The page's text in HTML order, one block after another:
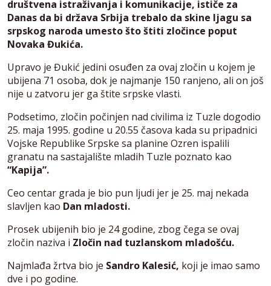
društvena istraživanja i komunikacije, ističe za
Danas da bi država Srbija trebalo da skine ljagu sa
srpskog naroda umesto što štiti zločince poput
Novaka Đukića.
Upravo je Đukić jedini osuđen za ovaj zločin u kojem je
ubijena 71 osoba, dok je najmanje 150 ranjeno, ali on još
nije u zatvoru jer ga štite srpske vlasti.
Podsetimo, zločin počinjen nad civilima iz Tuzle dogodio
25. maja 1995. godine u 20.55 časova kada su pripadnici
Vojske Republike Srpske sa planine Ozren ispalili
granatu na sastajalište mladih Tuzle poznato kao
“Kapija”.
Ceo centar grada je bio pun ljudi jer je 25. maj nekada
slavljen kao Dan mladosti.
Prosek ubijenih bio je 24 godine, zbog čega se ovaj
zločin naziva i Zločin nad tuzlanskom mladošću.
Najmlađa žrtva bio je Sandro Kalesić, koji je imao samo
dve i po godine.